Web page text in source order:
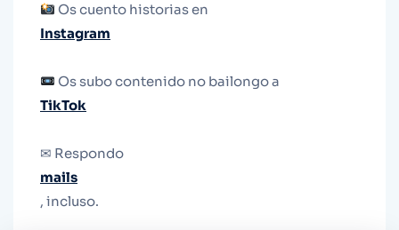
Os cuento historias en
Instagram
Os subo contenido no bailongo a
TikTok
✉ Respondo
mails
, incluso.